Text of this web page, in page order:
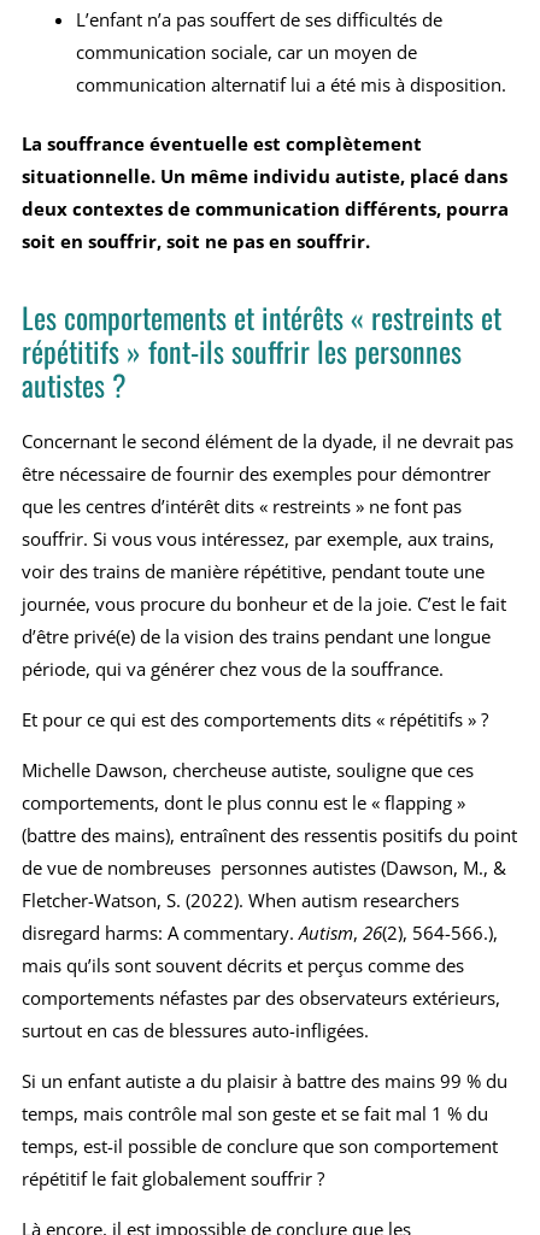
L’enfant n’a pas souffert de ses difficultés de
communication sociale, car un moyen de
communication alternatif lui a été mis à disposition.
La souffrance éventuelle est complètement
situationnelle. Un même individu autiste, placé dans
deux contextes de communication différents, pourra
soit en souffrir, soit ne pas en souffrir.
Les comportements et intérêts « restreints et
répétitifs » font-ils souffrir les personnes
autistes ?
Concernant le second élément de la dyade, il ne devrait pas
être nécessaire de fournir des exemples pour démontrer
que les centres d’intérêt dits « restreints » ne font pas
souffrir. Si vous vous intéressez, par exemple, aux trains,
voir des trains de manière répétitive, pendant toute une
journée, vous procure du bonheur et de la joie. C’est le fait
d’être privé(e) de la vision des trains pendant une longue
période, qui va générer chez vous de la souffrance.
Et pour ce qui est des comportements dits « répétitifs » ?
Michelle Dawson, chercheuse autiste, souligne que ces
comportements, dont le plus connu est le « flapping »
(battre des mains), entraînent des ressentis positifs du point
de vue de nombreuses personnes autistes (Dawson, M., &
Fletcher-Watson, S. (2022). When autism researchers
disregard harms: A commentary.Autism,26(2), 564-566.),
mais qu’ils sont souvent décrits et perçus comme des
comportements néfastes par des observateurs extérieurs,
surtout en cas de blessures auto-infligées.
Si un enfant autiste a du plaisir à battre des mains 99 % du
temps, mais contrôle mal son geste et se fait mal 1 % du
temps, est-il possible de conclure que son comportement
répétitif le fait globalement souffrir ?
Là encore, il est impossible de conclure que les